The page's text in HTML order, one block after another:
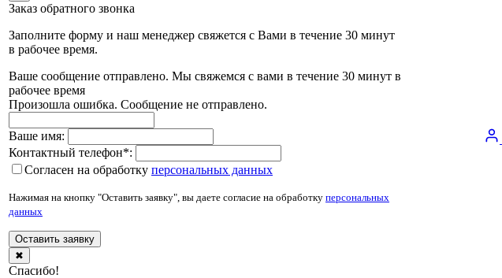
Заказ обратного звонка
Заполните форму и наш менеджер свяжется с Вами в течение 30 минут
в рабочее время.
Ваше сообщение отправлено. Мы свяжемся с вами в течение 30 минут в
рабочее время
Произошла ошибка. Сообщение не отправлено.
Ваше имя:
Контактный телефон*:
Согласен на обработку персональныx данных
Нажимая на кнопку "Оставить заявку", вы даете согласие на обработку персональных
данных
Оставить заявку
✖
Спасибо!